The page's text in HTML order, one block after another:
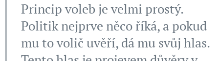
Princip voleb je velmi prostý.
Politik nejprve něco říká, a pokud
mu to volič uvěří, dá mu svůj hlas.